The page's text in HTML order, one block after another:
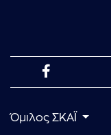
Όμιλος ΣΚΑΪ